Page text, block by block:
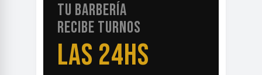
TU BARBERÍA
RECIBE TURNOS
LAS 24HS